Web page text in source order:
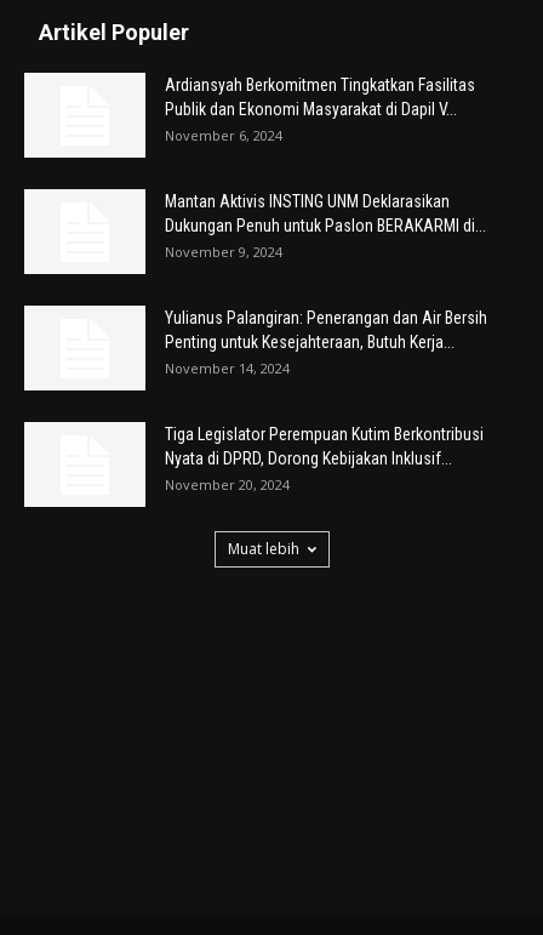
Artikel Populer
Ardiansyah Berkomitmen Tingkatkan Fasilitas
Publik dan Ekonomi Masyarakat di Dapil V...
November 6, 2024
Mantan Aktivis INSTING UNM Deklarasikan
Dukungan Penuh untuk Paslon BERAKARMI di...
November 9, 2024
Yulianus Palangiran: Penerangan dan Air Bersih
Penting untuk Kesejahteraan, Butuh Kerja...
November 14, 2024
Tiga Legislator Perempuan Kutim Berkontribusi
Nyata di DPRD, Dorong Kebijakan Inklusif...
November 20, 2024
Muat lebih